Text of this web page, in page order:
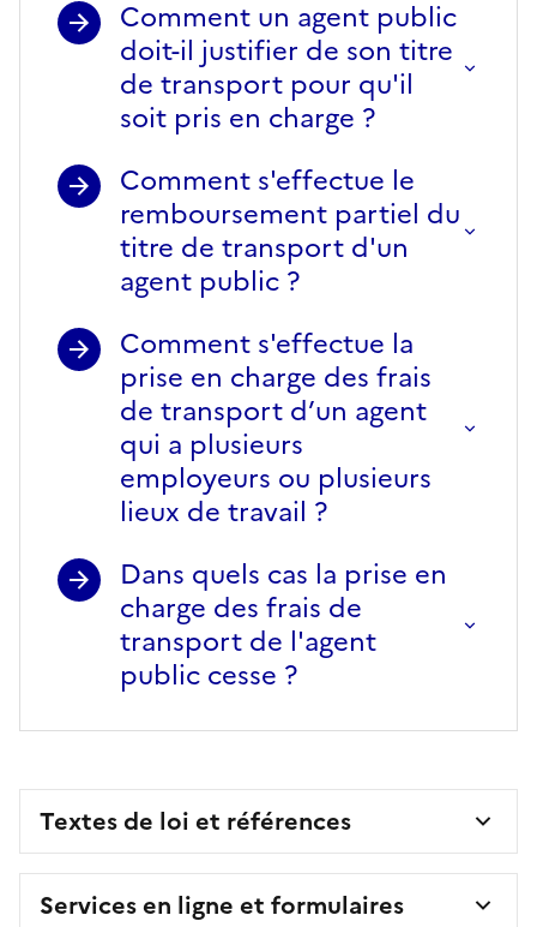
Comment un agent public
doit-il justifier de son titre
de transport pour qu'il
soit pris en charge ?
Comment s'effectue le
remboursement partiel du
titre de transport d'un
agent public ?
Comment s'effectue la
prise en charge des frais
de transport d’un agent
qui a plusieurs
employeurs ou plusieurs
lieux de travail ?
Dans quels cas la prise en
charge des frais de
transport de l'agent
public cesse ?
Textes de loi et références
Services en ligne et formulaires